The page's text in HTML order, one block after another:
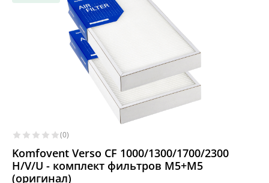
(0)
Komfovent Verso CF 1000/1300/1700/2300
H/V/U - комплект фильтров M5+M5
(оригинал)